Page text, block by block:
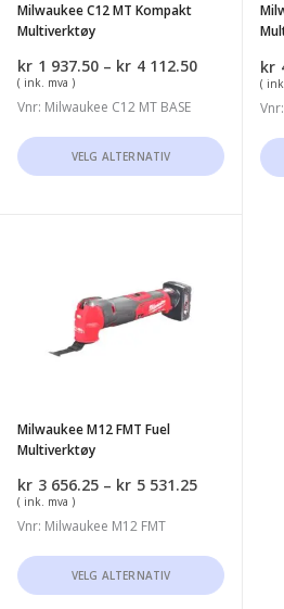
Milwaukee C12 MT Kompakt
Multiverktøy
kr 1 937.50 – kr 4 112.50
kr4
112.50
( ink. mva )
Vnr: Milwaukee C12 MT BASE
VELG ALTERNATIV
Dette
produktet
kr
(
Multiverktøy
Milwaukee M12 FMT Fuel
Multiverktøy
kr 3 656.25 – kr 5 531.25Prisområde:
kr5
531.25
( ink. mva )
Vnr: Milwaukee M12 FMT
VELG ALTERNATIV
Dette
produktet